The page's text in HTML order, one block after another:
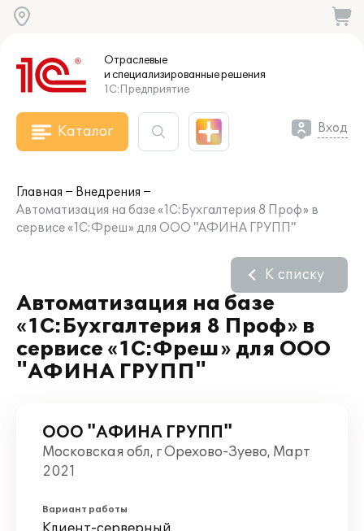
Отраслевые
и специализированныерешения
1С:Предприятие
Каталог Вход
Главная
Внедрения
Автоматизация на базе «1С:Бухгалтерия 8 Проф» в
сервисе «1С:Фреш» для ООО "АФИНА ГРУПП"
Автоматизация на базе
«1С:Бухгалтерия 8 Проф» в
сервисе «1С:Фреш» для ООО
"АФИНА ГРУПП"
К списку
ООО "АФИНА ГРУПП"
Московская обл, г Орехово-Зуево, Март
2021
Вариант работы